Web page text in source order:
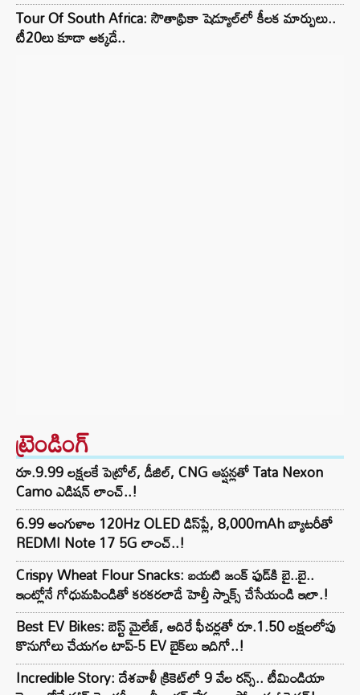
Tour Of South Africa: సౌతాఫ్రికా షెడ్యూల్‌లో కీలక మార్పులు..
టీ20లు కూడా అక్కడే..
ట్రెండింగ్‌
రూ.9.99 లక్షలకే పెట్రోల్, డీజిల్, CNG ఆప్షన్లతో Tata Nexon
Camo ఎడిషన్ లాంచ్..!
6.99 అంగుళాల 120Hz OLED డిస్‌ప్లే, 8,000mAh బ్యాటరీతో
REDMI Note 17 5G లాంచ్..!
Crispy Wheat Flour Snacks: బయటి జంక్ ఫుడ్‌కి బై..బై..
ఇంట్లోనే గోధుమపిండితో కరకరలాడే హెల్తీ స్నాక్స్ చేసేయండి ఇలా.!
Best EV Bikes: బెస్ట్ మైలేజ్, అదిరే ఫీచర్లతో రూ.1.50 లక్షలలోపు
కొనుగోలు చేయగల టాప్-5 EV బైక్‌లు ఇదిగో..!
Incredible Story: దేశవాళీ క్రికెట్‌లో 9 వేల రన్స్.. టీమిండియా